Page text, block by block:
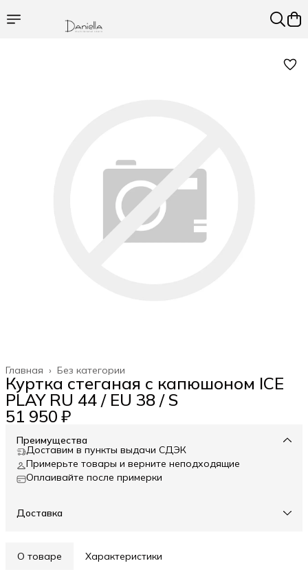
Без категории
Главная ›
Куртка стеганая с капюшоном ICE
PLAY RU 44 / EU 38 / S
51 950 ₽
Преимущества
Доставим в пункты выдачи СДЭК
Примерьте товары и верните неподходящие
Оплаивайте после примерки
Доставка
О товаре Характеристики